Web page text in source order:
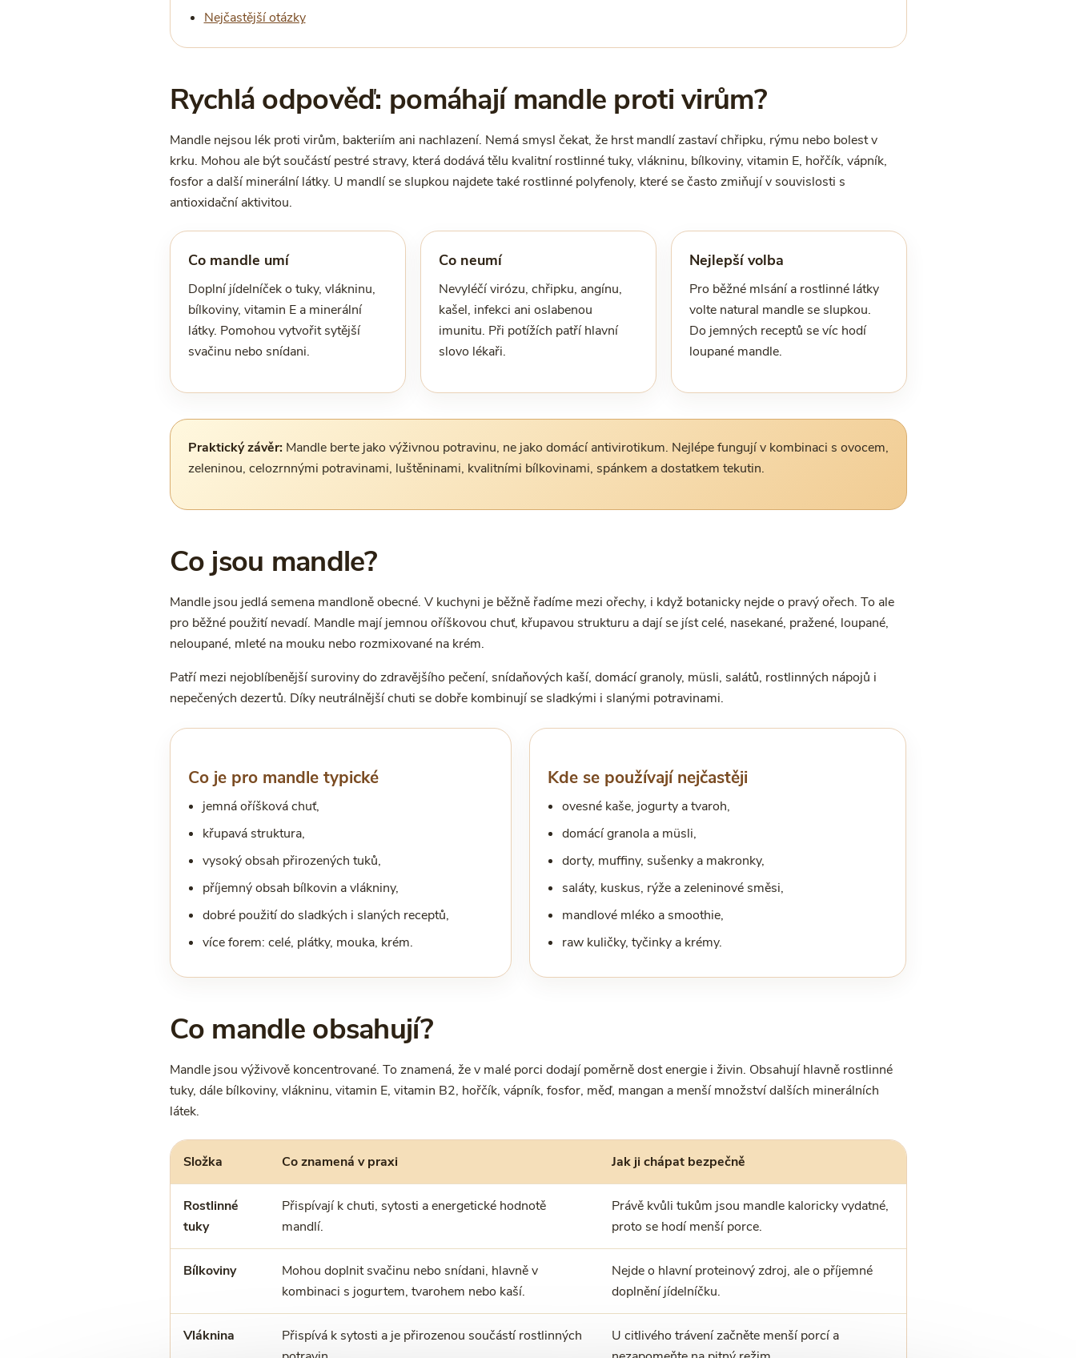
Nejčastější otázky
Rychlá odpověď: pomáhají mandle proti virům?
Mandle nejsou lék proti virům, bakteriím ani nachlazení. Nemá smysl čekat, že hrst mandlí zastaví chřipku, rýmu nebo bolest v
krku. Mohou ale být součástí pestré stravy, která dodává tělu kvalitní rostlinné tuky, vlákninu, bílkoviny, vitamin E, hořčík, vápník,
fosfor a další minerální látky. U mandlí se slupkou najdete také rostlinné polyfenoly, které se často zmiňují v souvislosti s
antioxidační aktivitou.
Co mandle umí
Doplní jídelníček o tuky, vlákninu,
bílkoviny, vitamin E a minerální
látky. Pomohou vytvořit sytější
svačinu nebo snídani.
Co neumí
Nevyléčí virózu, chřipku, angínu,
kašel, infekci ani oslabenou
imunitu. Při potížích patří hlavní
slovo lékaři.
Nejlepší volba
Pro běžné mlsání a rostlinné látky
volte natural mandle se slupkou.
Do jemných receptů se víc hodí
loupané mandle.
Praktický závěr:Mandle berte jako výživnou potravinu, ne jako domácí antivirotikum. Nejlépe fungují v kombinaci s ovocem,
zeleninou, celozrnnými potravinami, luštěninami, kvalitními bílkovinami, spánkem a dostatkem tekutin.
Co jsou mandle?
Mandle jsou jedlá semena mandloně obecné. V kuchyni je běžně řadíme mezi ořechy, i když botanicky nejde o pravý ořech. To ale
pro běžné použití nevadí. Mandle mají jemnou oříškovou chuť, křupavou strukturu a dají se jíst celé, nasekané, pražené, loupané,
neloupané, mleté na mouku nebo rozmixované na krém.
Patří mezi nejoblíbenější suroviny do zdravějšího pečení, snídaňových kaší, domácí granoly, müsli, salátů, rostlinných nápojů i
nepečených dezertů. Díky neutrálnější chuti se dobře kombinují se sladkými i slanými potravinami.
Co je pro mandle typické
jemná oříšková chuť,
křupavá struktura,
vysoký obsah přirozených tuků,
příjemný obsah bílkovin a vlákniny,
dobré použití do sladkých i slaných receptů,
více forem: celé, plátky, mouka, krém.
Kde se používají nejčastěji
ovesné kaše, jogurty a tvaroh,
domácí granola a müsli,
dorty, muffiny, sušenky a makronky,
saláty, kuskus, rýže a zeleninové směsi,
mandlové mléko a smoothie,
raw kuličky, tyčinky a krémy.
Co mandle obsahují?
Mandle jsou výživově koncentrované. To znamená, že v malé porci dodají poměrně dost energie i živin. Obsahují hlavně rostlinné
tuky, dále bílkoviny, vlákninu, vitamin E, vitamin B2, hořčík, vápník, fosfor, měď, mangan a menší množství dalších minerálních
látek.
Složka Co znamená v praxi Jak ji chápat bezpečně
Rostlinné
tuky
Přispívají k chuti, sytosti a energetické hodnotě
mandlí.
Právě kvůli tukům jsou mandle kaloricky vydatné,
proto se hodí menší porce.
Bílkoviny
Mohou doplnit svačinu nebo snídani, hlavně v
kombinaci s jogurtem, tvarohem nebo kaší.
Nejde o hlavní proteinový zdroj, ale o příjemné
doplnění jídelníčku.
Vláknina
Přispívá k sytosti a je přirozenou součástí rostlinných
U citlivého trávení začněte menší porcí a